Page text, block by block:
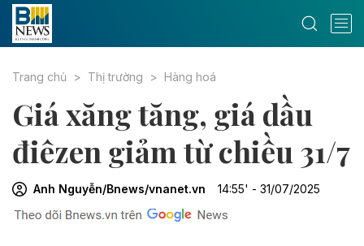
Trang chủ Thị trường Hàng hoá
Giá xăng tăng, giá dầu
điêzen giảm từ chiều 31/7
Anh Nguyễn/Bnews/vnanet.vn 14:55' - 31/07/2025